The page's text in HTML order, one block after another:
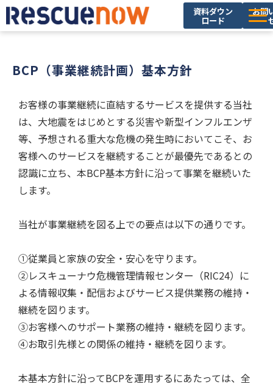
資料ダウン
ロード
お問
導入実績
ブログ
お役立ち資料
ニュース
BCP（事業継続計画）基本方針
お客様の事業継続に直結するサービスを提供する当社
は、大地震をはじめとする災害や新型インフルエンザ
等、予想される重大な危機の発生時においてこそ、お
客様へのサービスを継続することが最優先であるとの
認識に立ち、本BCP基本方針に沿って事業を継続いた
します。
当社が事業継続を図る上での要点は以下の通りです。
①従業員と家族の安全・安心を守ります。
②レスキューナウ危機管理情報センター（RIC24）に
よる情報収集・配信およびサービス提供業務の維持・
継続を図ります。
③お客様へのサポート業務の維持・継続を図ります。
④お取引先様との関係の維持・継続を図ります。
本基本方針に沿ってBCPを運用するにあたっては、全